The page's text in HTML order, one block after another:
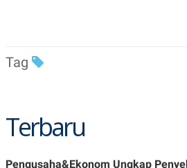
Tag
Terbaru
Pengusaha&Ekonom Ungkap